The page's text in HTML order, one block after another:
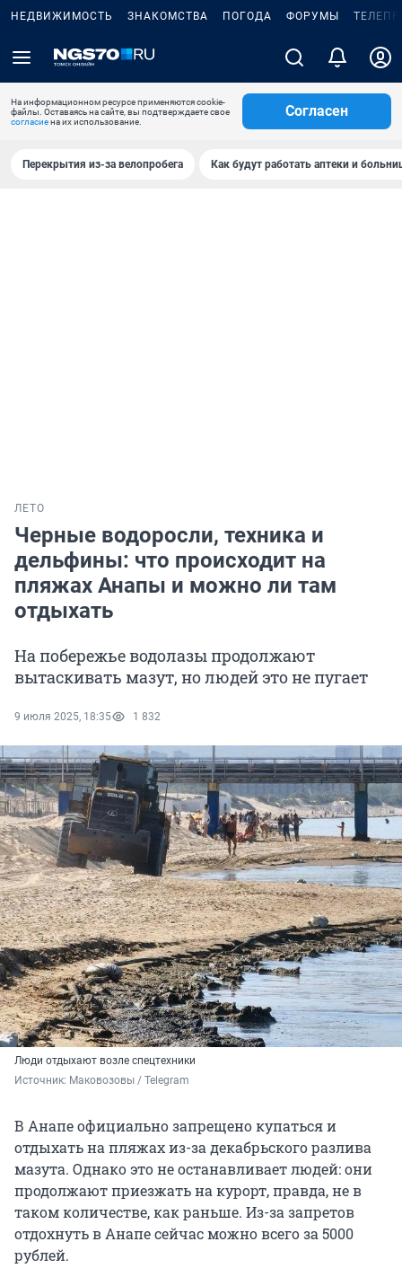
НЕДВИЖИМОСТЬ ЗНАКОМСТВА ПОГОДА ФОРУМЫ
На информационном ресурсе применяются cookie-
файлы. Оставаясь на сайте, вы подтверждаете свое
согласиена их использование.
Согласен
Перекрытия из-за велопробега Как будут работать аптеки и
ЛЕТО
Черные водоросли, техника и
дельфины: что происходит на
пляжах Анапы и можно ли там
отдыхать
На побережье водолазы продолжают
вытаскивать мазут, но людей это не пугает
9 июля 2025, 18:35 1 832
Люди отдыхают возле спецтехники
Источник: Маковозовы / Telegram
В Анапе официально запрещено купаться и
отдыхать на пляжах из-за декабрьского разлива
мазута. Однако это не останавливает людей: они
продолжают приезжать на курорт, правда, не в
таком количестве, как раньше. Из-за запретов
отдохнуть в Анапе сейчас можно всего за 5000
рублей.